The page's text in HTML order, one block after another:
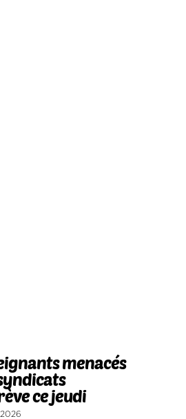
menacés
ce jeudi